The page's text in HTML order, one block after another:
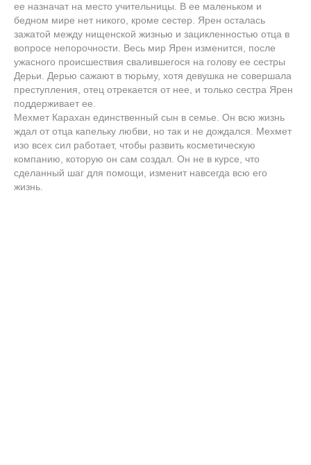
ее назначат на место учительницы. В ее маленьком и
бедном мире нет никого, кроме сестер. Ярен осталась
зажатой между нищенской жизнью и зацикленностью отца в
вопросе непорочности. Весь мир Ярен изменится, после
ужасного происшествия свалившегося на голову ее сестры
Дерьи. Дерью сажают в тюрьму, хотя девушка не совершала
преступления, отец отрекается от нее, и только сестра Ярен
поддерживает ее.
Мехмет Карахан единственный сын в семье. Он всю жизнь
ждал от отца капельку любви, но так и не дождался. Мехмет
изо всех сил работает, чтобы развить косметическую
компанию, которую он сам создал. Он не в курсе, что
сделанный шаг для помощи, изменит навсегда всю его
жизнь.